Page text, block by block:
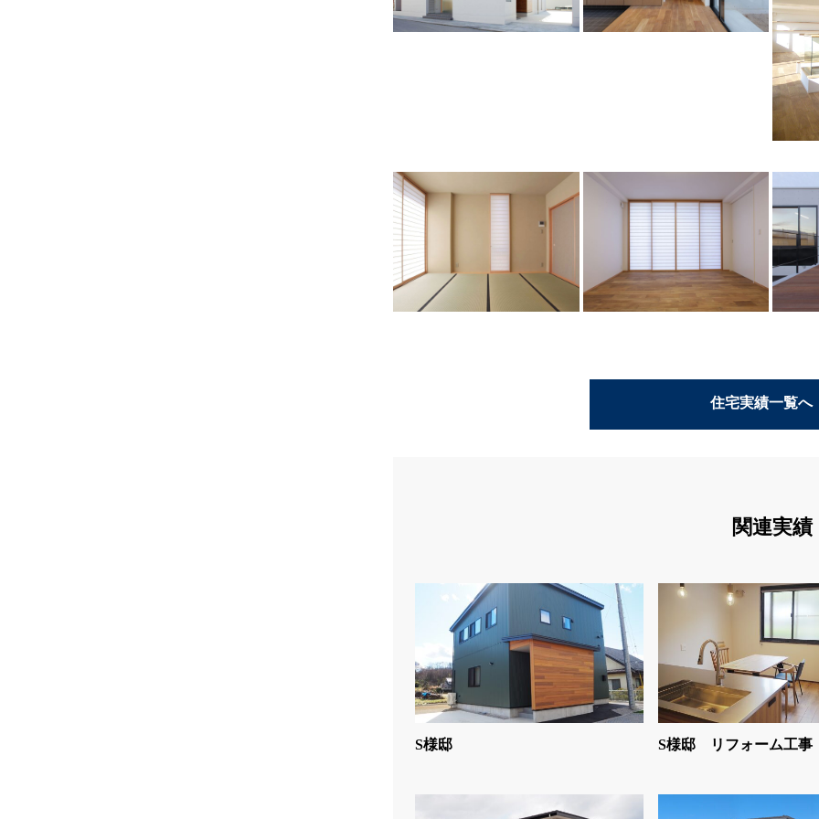
住宅実績一覧
関連実績
S様邸 S様邸 リフォーム工事